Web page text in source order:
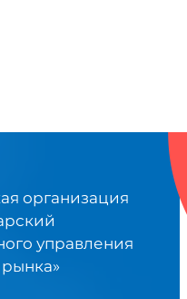
организация
управления